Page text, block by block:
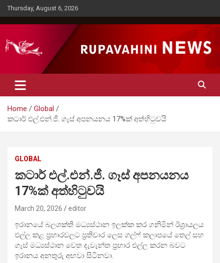
Skip
to
content
Thursday, August 6, 2026
Rupavahini News
Home
Global
කටාර් එල්.එන්.ජී. ගෑස් අපනයනය 17%ක් අත්හිටුවයි
GLOBAL
කටාර් එල්.එන්.ජී. ගෑස් අපනයනය
17%ක් අත්හිටුවයි
March 20, 2026 editor
ඉරානයේ බලශක්ති මධ්‍යස්ථාන ඉලක්ක කර ගනිමින් ඊශ්‍රායලය
එල්ල කළ ප්‍රහාරවලට ප්‍රතිචාර ලෙස ගල්ෆ් කලාපයේ තෙල් සහ
ගෑස් මධ්‍යස්ථාන වෙත දැවැන්ත ප්‍රහාර එල්ල කරන බවට
ඉරානය අනතුරු අඟවා සිටිනවා.